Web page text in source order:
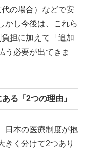
の場合）などで安
かし今後は、これら
担に加えて「追加
う必要が出てきま
る「2つの理由」
日本の医療制度が抱
きく分けて2つあり